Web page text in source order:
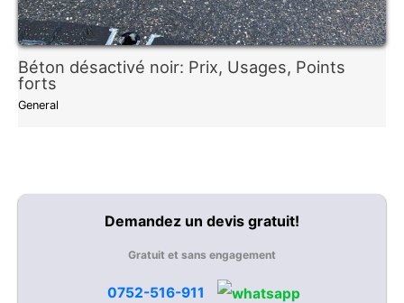
Béton désactivé noir: Prix, Usages, Points
forts
General
Demandez un devis gratuit!
Gratuit et sans engagement
0752-516-911